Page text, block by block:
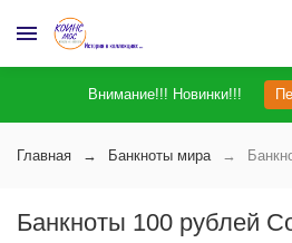
Внимание!!! Новинки!!!
Главная Банкноты мира
Банкноты 100 рублей